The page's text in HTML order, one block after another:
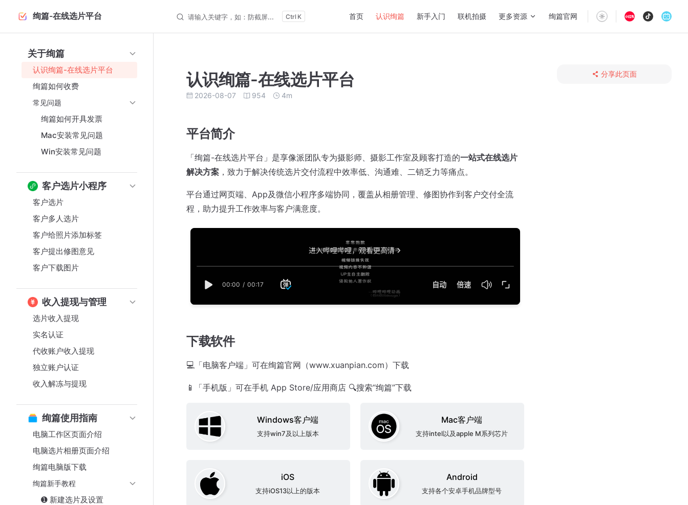
Skip to content
绚篇-在线选片平台 请输入关键字，如：防截屏... K 首页 认识绚篇 新手入门 联机拍摄 更多资源 绚篇官网
Sidebar Navigation
关于绚篇
认识绚篇-在线选片平台
绚篇如何收费
常见问题
绚篇如何开具发票
Mac安装常见问题
Win安装常见问题
客户选片小程序
客户选片
客户多人选片
客户给照片添加标签
客户提出修图意见
客户下载图片
收入提现与管理
选片收入提现
实名认证
代收账户收入提现
独立账户认证
收入解冻与提现
绚篇使用指南
电脑工作区页面介绍
电脑选片相册页面介绍
绚篇电脑版下载
绚篇新手教程
➊ 新建选片及设置
分享此页面
认识绚篇-在线选片平台
2026-08-07 954 4m
平台简介
「绚篇-在线选片平台」是享像派团队专为摄影师、摄影工作室及顾客打造的一站式在线选片
解决方案 ，致力于解决传统选片交付流程中效率低、沟通难、二销乏力等痛点。
平台通过网页端、App及微信小程序多端协同，覆盖从相册管理、修图协作到客户交付全流
程，助力提升工作效率与客户满意度。
下载软件
💻「电脑客户端」可在绚篇官网（www.xuanpian.com）下载
📱「手机版」可在手机 App Store/应用商店 🔍搜索“绚篇”下载
Windows客户端
支持win7及以上版本
Mac客户端
支持intel以及apple M系列芯片
iOS
支持iOS13以上的版本
Android
支持各个安卓手机品牌型号